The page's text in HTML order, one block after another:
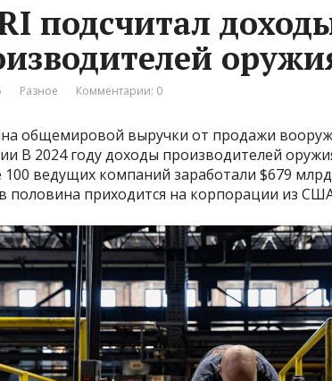
подсчитал
Разное Комментарии: 0
общемировой выручки от продажи
В 2024 году доходы производителей
100 ведущих компаний заработали $679
половина приходится на корпорации из